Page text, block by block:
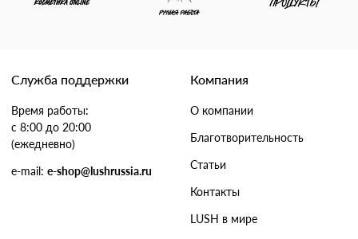
Служба поддержки
Время работы:
с 8:00 до 20:00
(ежедневно)
e-mail: e-shop@lushrussia.ru
Компания
О компании
Благотворительность
Статьи
Контакты
LUSH в мире